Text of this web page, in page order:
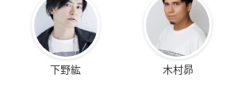
下野紘 木村昴